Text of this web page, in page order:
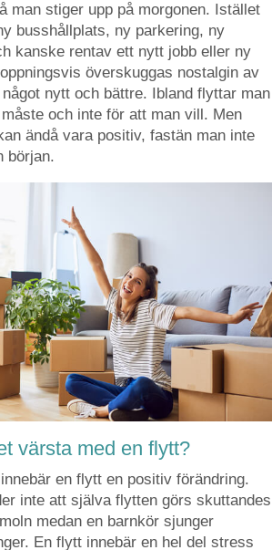
man stiger upp på morgonen. Istället
busshållplats, ny parkering, ny
kanske rentav ett nytt jobb eller ny
överskuggas nostalgin av
nytt och bättre. Ibland flyttar man
och inte för att man vill. Men
ändå vara positiv, fastän man inte
början.
värsta med en flytt?
en flytt en positiv förändring.
inte att själva flytten görs skuttandes
medan en barnkör sjunger
En flytt innebär en hel del stress